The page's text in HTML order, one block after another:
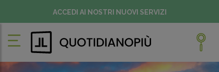
ACCEDI AI NOSTRI NUOVI SERVIZI